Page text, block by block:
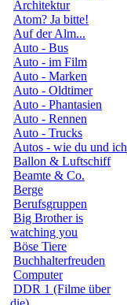
Architektur
Atom? Ja bitte!
Auf der Alm...
Auto - Bus
Auto - im Film
Auto - Marken
Auto - Oldtimer
Auto - Phantasien
Auto - Rennen
Auto - Trucks
Autos - wie du und ich
Ballon & Luftschiff
Beamte & Co.
Berge
Berufsgruppen
Big Brother is
watching you
Böse Tiere
Buchhalterfreuden
Computer
DDR 1 (Filme über